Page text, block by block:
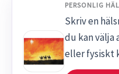
PERSONLIG
Skriv en
du kan välja
eller fysiskt